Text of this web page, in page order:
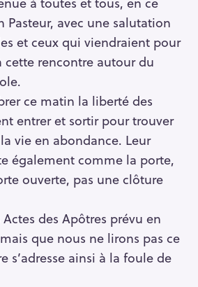
Pasteur, avec une salutation
et ceux qui viendraient pour
cette rencontre autour du
ce matin la liberté des
entrer et sortir pour trouver
vie en abondance. Leur
également comme la porte,
ouverte, pas une clôture
des Apôtres prévu en
que nous ne lirons pas ce
s’adresse ainsi à la foule de